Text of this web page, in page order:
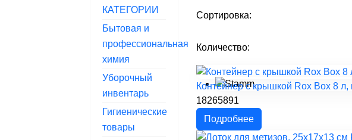
КАТЕГОРИИ
Бытовая и
профессиональная
химия
Уборочный
инвентарь
Гигиенические
товары
Сортировка:
Количество:
Контейнер с крышкой Rox Box 8
18265891
Подробнее